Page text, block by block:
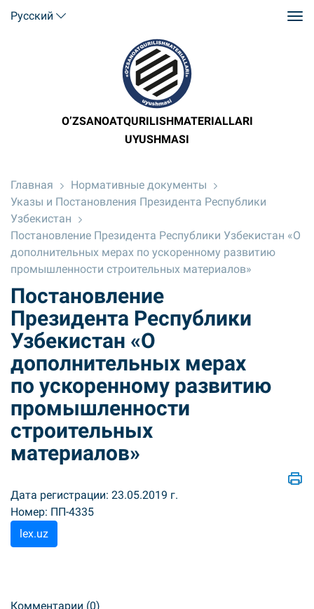
Русский
O’ZSANOATQURILISHMATERIALLARI
UYUSHMASI
Главная
Нормативные документы
Указы и Постановления Президента Республики
Узбекистан
Постановление Президента Республики Узбекистан «О
дополнительных мерах по ускоренному развитию
промышленности строительных материалов»
Постановление
Президента Республики
Узбекистан «О
дополнительных мерах
по ускоренному развитию
промышленности
строительных
материалов»
Дата регистрации: 23.05.2019 г.
Номер: ПП-4335
lex.uz
Комментарии (0)